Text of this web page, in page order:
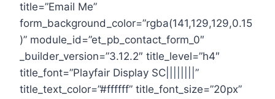
title=”Email Me”
form_background_color=”rgba(141,129,129,0.15
)” module_id=”et_pb_contact_form_0″
_builder_version=”3.12.2″ title_level=”h4″
title_font=”Playfair Display SC||||||||”
title_text_color=”#ffffff” title_font_size=”20px”